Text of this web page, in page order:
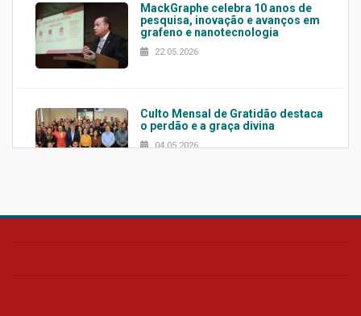
MackGraphe celebra 10 anos de
pesquisa, inovação e avanços em
grafeno e nanotecnologia
22.05.2026
Culto Mensal de Gratidão destaca
o perdão e a graça divina
04.05.2026
Confira como foi o culto mensal